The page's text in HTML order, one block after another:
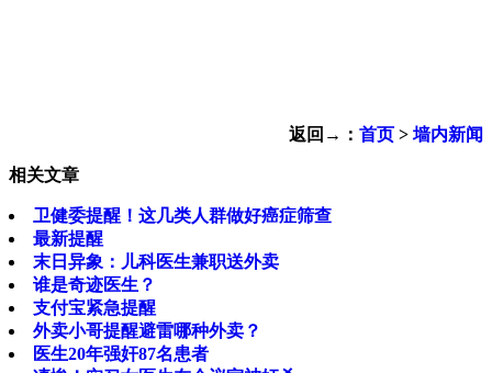
返回→： 首页 > 墙内新闻
相关文章
卫健委提醒！这几类人群做好癌症筛查
最新提醒
末日异象：儿科医生兼职送外卖
谁是奇迹医生？
支付宝紧急提醒
外卖小哥提醒避雷哪种外卖？
医生20年强奸87名患者